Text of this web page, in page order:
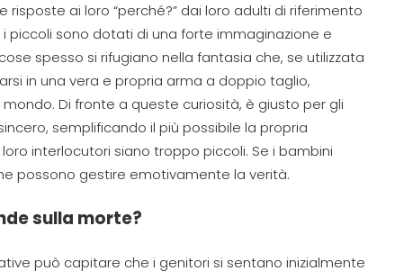
risposte ai loro “perché?” dai loro adulti di riferimento
piccoli sono dotati di una forte immaginazione e
spesso si rifugiano nella fantasia che, se utilizzata
in una vera e propria arma a doppio taglio,
mondo. Di fronte a queste curiosità, è giusto per gli
, semplificando il più possibile la propria
interlocutori siano troppo piccoli. Se i bambini
possono gestire emotivamente la verità.
sulla morte?
può capitare che i genitori si sentano inizialmente